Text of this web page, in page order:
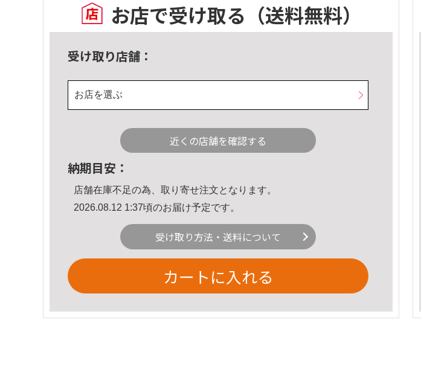
お店で受け取る （送料無料）
受け取り店舗：
お店を選ぶ
近くの店舗を確認する
納期目安：
店舗在庫不足の為、取り寄せ注文となります。
2026.08.12 1:37頃のお届け予定です。
受け取り方法・送料について
カートに入れる